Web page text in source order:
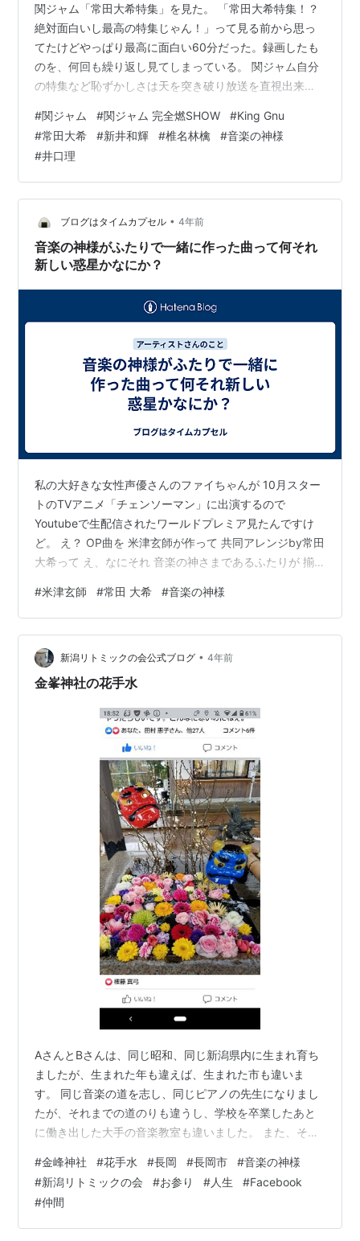
関ジャム「常田大希特集」を見た。 「常田大希特集！？
絶対面白いし最高の特集じゃん！」って見る前から思っ
てたけどやっぱり最高に面白い60分だった。録画したも
のを、何回も繰り返し見てしまっている。 関ジャム自分
の特集など恥ずかしさは天を突き破り放送を直視出来な
よーしいなーあらいーたけみちーそしてヨネーバウー助
けられてばっかりでお恥ずかしいです穴に隠れます有難
う御座いましたhttps://t.co/Vgdnt8RfYq #story
pic.twitter.com/6pY7pskg7v — 常田大希 - Daiki
Tsuneta (@DaikiTs…
#関ジャム #関ジャム 完全燃SHOW #King Gnu
#常田大希 #新井和輝 #椎名林檎 #音楽の神様
#井口理
ブログはタイムカプセル • 4年前
音楽の神様がふたりで一緒に作った曲って何それ
新しい惑星かなにか？
私の大好きな女性声優さんのファイちゃんが 10月スター
トのTVアニメ「チェンソーマン」に出演するので
Youtubeで生配信されたワールドプレミア見たんですけ
ど。 え？ OP曲を 米津玄師が作って 共同アレンジby常田
大希って え、なにそれ 音楽の神さまであるふたりが 揃
ク）
#米津玄師 #常田 大希 #音楽の神様
新潟リトミックの会公式ブログ • 4年前
金峯神社の花手水
AさんとBさんは、同じ昭和、同じ新潟県内に生まれ育ち
ましたが、生まれた年も違えば、生まれた市も違いま
す。 同じ音楽の道を志し、同じピアノの先生になりまし
たが、それまでの道のりも違うし、学校を卒業したあと
に働き出した大手の音楽教室も違いました。 また、その
とする頃まで、お互いの姿も声も知りませんでした。 で
も、とある、冬の日。 偶然にも、ふたりは、Facebook
に、同じ写真を投稿しました。 それは、どちらがどちら
の写真なのかわからないほどに、そっくりでした。 Aさ
#金峰神社 #花手水 #長岡 #長岡市 #音楽の神様
#新潟リトミックの会 #お参り #人生 #Facebook
#仲間